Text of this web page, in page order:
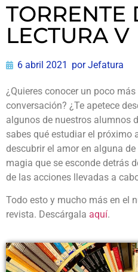
TORRENTE
LECTURA V
6 abril 2021 porJefatura
¿Quieres conocer un poco
conversación? ¿Te apetece
algunos de nuestros alumnos
sabes qué estudiar el próximo
descubrir el amor en alguna
magia que se esconde detrás
de las acciones llevadas a
Todo esto y mucho más en el
revista. Descárgala aquí.